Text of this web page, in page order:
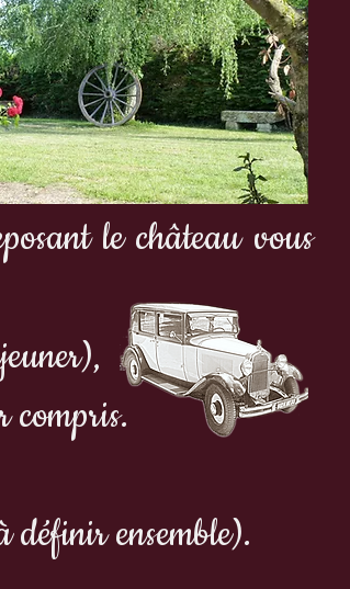
le château vous
compris.
définir ensemble).